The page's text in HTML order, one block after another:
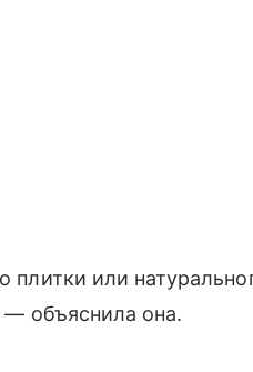
плитки или
— объяснила она.